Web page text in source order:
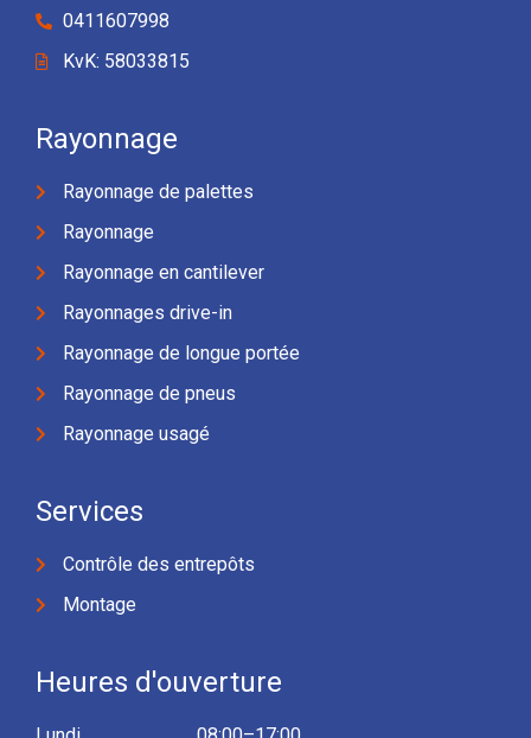
0411607998
KvK: 58033815
Rayonnage
Rayonnage de palettes
Rayonnage
Rayonnage en cantilever
Rayonnages drive-in
Rayonnage de longue portée
Rayonnage de pneus
Rayonnage usagé
Services
Contrôle des entrepôts
Montage
Heures d'ouverture